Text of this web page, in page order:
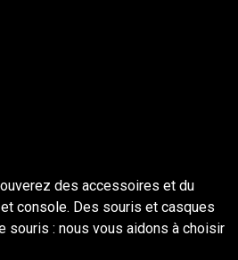
des accessoires et du
console. Des souris et casques
souris : nous vous aidons à choisir